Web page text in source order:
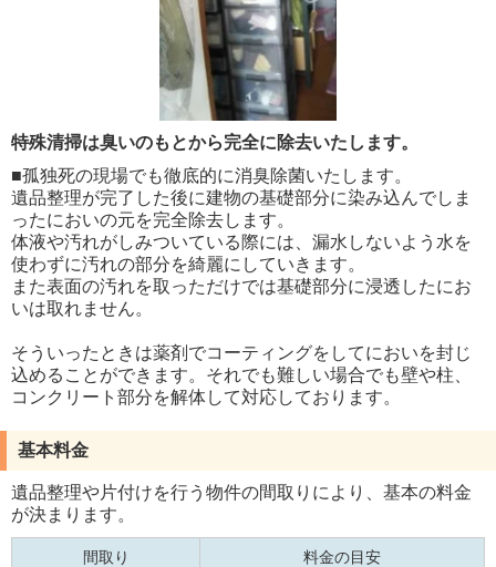
特殊清掃は臭いのもとから完全に除去いたします。
■孤独死の現場でも徹底的に消臭除菌いたします。
遺品整理が完了した後に建物の基礎部分に染み込んでしま
ったにおいの元を完全除去します。
体液や汚れがしみついている際には、漏水しないよう水を
使わずに汚れの部分を綺麗にしていきます。
また表面の汚れを取っただけでは基礎部分に浸透したにお
いは取れません。
そういったときは薬剤でコーティングをしてにおいを封じ
込めることができます。それでも難しい場合でも壁や柱、
コンクリート部分を解体して対応しております。
基本料金
遺品整理や片付けを行う物件の間取りにより、基本の料金
が決まります。
間取り 料金の目安